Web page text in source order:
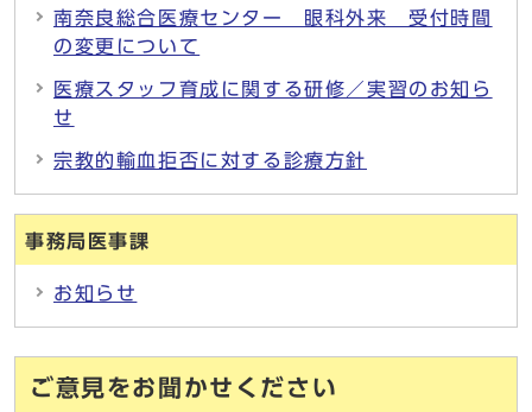
南奈良総合医療センター 眼科外来 受付時間
の変更について
医療スタッフ育成に関する研修／実習のお知ら
せ
宗教的輸血拒否に対する診療方針
事務局医事課
お知らせ
ご意見をお聞かせください